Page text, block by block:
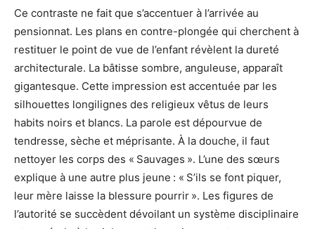
Ce contraste ne fait que s’accentuer à l’arrivée au
pensionnat. Les plans en contre-plongée qui cherchent à
restituer le point de vue de l’enfant révèlent la dureté
architecturale. La bâtisse sombre, anguleuse, apparaît
gigantesque. Cette impression est accentuée par les
silhouettes longilignes des religieux vêtus de leurs
habits noirs et blancs. La parole est dépourvue de
tendresse, sèche et méprisante. À la douche, il faut
nettoyer les corps des « Sauvages ». L’une des sœurs
explique à une autre plus jeune : « S’ils se font piquer,
leur mère laisse la blessure pourrir ». Les figures de
l’autorité se succèdent dévoilant un système disciplinaire